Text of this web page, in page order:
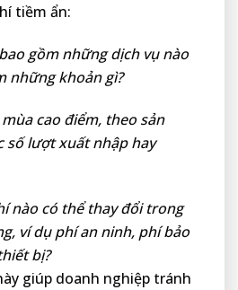
tiềm ẩn:
gồm những dịch vụ nào
những khoản gì?
cao điểm, theo sản
số lượt xuất nhập hay
nào có thể thay đổi trong
ví dụ phí an ninh, phí bảo
bị?
giúp doanh nghiệp tránh